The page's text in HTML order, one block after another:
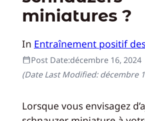
miniatures ?
In Entraînement positif
Post Date:décembre 16, 2024
(Date Last Modified:décembre
Lorsque vous envisagez